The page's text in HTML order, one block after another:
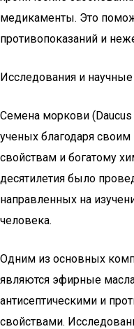
медикаменты. Это
противопоказаний и
Исследования и
Семена моркови
ученых благодаря
свойствам и богатому
десятилетия было
направленных на
человека.
Одним из основных
являются эфирные
антисептическими и
свойствами.